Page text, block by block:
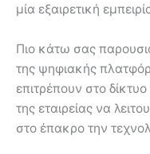
μία εξαιρετική
Πιο κάτω σας
της ψηφιακής
επιτρέπουν στο
της εταιρείας να
στο έπακρο την